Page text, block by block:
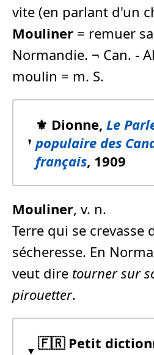
vite (en parlant d'un
Mouliner = remuer
Normandie. ¬ Can. -
moulin = m. S.
⚜️ Dionne, Le
populaire des
français, 1909
Mouliner, v. n.
Terre qui se crevasse
sécheresse. En
veut dire tourner sur
pirouetter.
🇫🇷 Petit